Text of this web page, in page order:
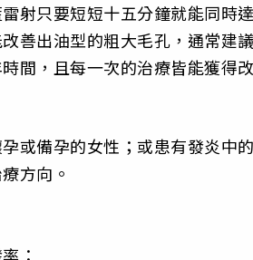
射只要短短十五分鐘就能同時
善出油型的粗大毛孔，通常建
間，且每一次的治療皆能獲得
或備孕的女性；或患有發炎中
方向。
：